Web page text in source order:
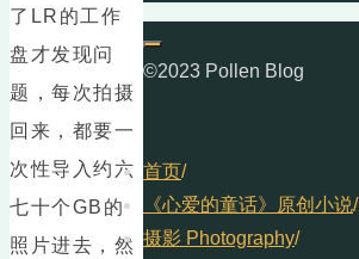
了LR的工作
盘才发现问
题，每次拍摄
回来，都要一
次性导入约六
七十个GB的
照片进去，然
©2023 Pollen Blog
首页/
《心爱的童话》原创小说/
摄影 Photography/